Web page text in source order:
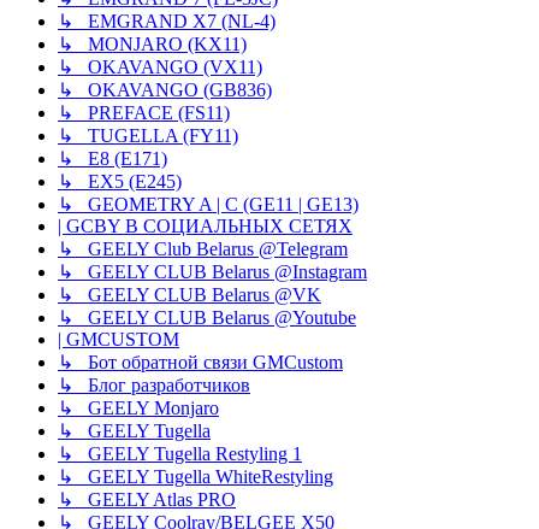
↳ EMGRAND X7 (NL-4)
↳ MONJARO (KX11)
↳ OKAVANGO (VX11)
↳ OKAVANGO (GB836)
↳ PREFACE (FS11)
↳ TUGELLA (FY11)
↳ E8 (E171)
↳ EX5 (E245)
↳ GEOMETRY A | C (GE11 | GE13)
| GCBY В СОЦИАЛЬНЫХ СЕТЯХ
↳ GEELY Club Belarus @Telegram
↳ GEELY CLUB Belarus @Instagram
↳ GEELY CLUB Belarus @VK
↳ GEELY CLUB Belarus @Youtube
| GMCUSTOM
↳ Бот обратной связи GMCustom
↳ Блог разработчиков
↳ GEELY Monjaro
↳ GEELY Tugella
↳ GEELY Tugella Restyling 1
↳ GEELY Tugella WhiteRestyling
↳ GEELY Atlas PRO
↳ GEELY Coolray/BELGEE X50